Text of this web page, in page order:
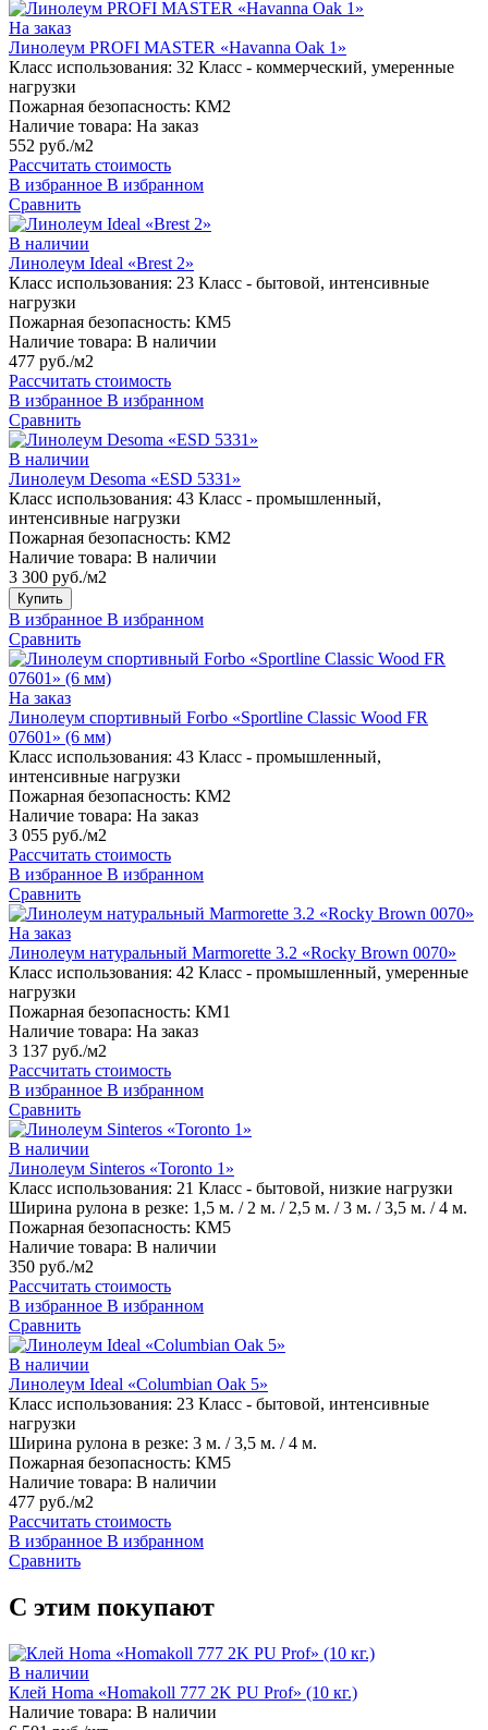
На заказ
Линолеум PROFI MASTER «Havanna Oak 1»
Класс использования: 32 Класс - коммерческий, умеренные
нагрузки
Пожарная безопасность: КМ2
Наличие товара: На заказ
552 руб./м2
Рассчитать стоимость
В избранное В избранном
Сравнить
В наличии
Линолеум Ideal «Brest 2»
Класс использования: 23 Класс - бытовой, интенсивные
нагрузки
Пожарная безопасность: КМ5
Наличие товара: В наличии
477 руб./м2
Рассчитать стоимость
В избранное В избранном
Сравнить
В наличии
Линолеум Desoma «ESD 5331»
Класс использования: 43 Класс - промышленный,
интенсивные нагрузки
Пожарная безопасность: КМ2
Наличие товара: В наличии
3 300 руб./м2
Купить
В избранное В избранном
Сравнить
На заказ
Линолеум спортивный Forbo «Sportline Classic Wood FR
07601» (6 мм)
Класс использования: 43 Класс - промышленный,
интенсивные нагрузки
Пожарная безопасность: КМ2
Наличие товара: На заказ
3 055 руб./м2
Рассчитать стоимость
В избранное В избранном
Сравнить
На заказ
Линолеум натуральный Marmorette 3.2 «Rocky Brown 0070»
Класс использования: 42 Класс - промышленный, умеренные
нагрузки
Пожарная безопасность: КМ1
Наличие товара: На заказ
3 137 руб./м2
Рассчитать стоимость
В избранное В избранном
Сравнить
В наличии
Линолеум Sinteros «Toronto 1»
Класс использования: 21 Класс - бытовой, низкие нагрузки
Ширина рулона в резке: 1,5 м. / 2 м. / 2,5 м. / 3 м. / 3,5 м. / 4 м.
Пожарная безопасность: КМ5
Наличие товара: В наличии
350 руб./м2
Рассчитать стоимость
В избранное В избранном
Сравнить
В наличии
Линолеум Ideal «Columbian Oak 5»
Класс использования: 23 Класс - бытовой, интенсивные
нагрузки
Ширина рулона в резке: 3 м. / 3,5 м. / 4 м.
Пожарная безопасность: КМ5
Наличие товара: В наличии
477 руб./м2
Рассчитать стоимость
В избранное В избранном
Сравнить
С этим покупают
В наличии
Клей Homa «Homakoll 777 2K PU Prof» (10 кг.)
Наличие товара: В наличии